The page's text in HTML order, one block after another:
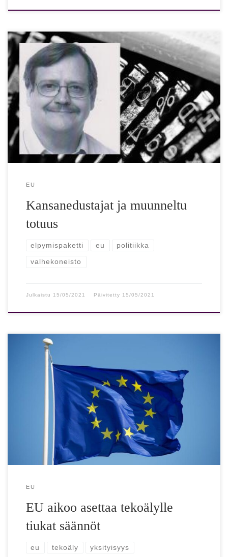
Eduskunnan käyttäytymissäännöissä on linjaus, että
kansanedustajia ei saa syyttää valehtelusta. Korkeintaan voi
todeta heidän puhuneen muunneltua totuutta. Entä millaista
muunneltua […]
EU
Kansanedustajat ja muunneltu
totuus
elpymispaketti eu politiikka
valhekoneisto
Julkaistu 15/05/2021 Päivitetty 15/05/2021
Muun muassa ”kansalaispisteiden” laskenta kielletään –
Rikkojille jättimäiset sakot Eurooppa on ottamassa tekoälyn
käyttöön vahvasti erilaisen kannan kuin Kiina ja […]
EU
EU aikoo asettaa tekoälylle
tiukat säännöt
eu tekoäly yksityisyys